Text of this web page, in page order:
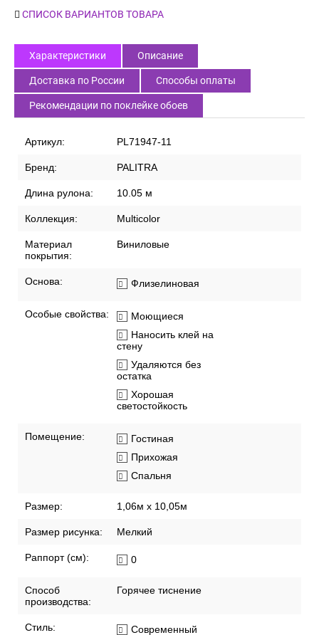
СПИСОК ВАРИАНТОВ ТОВАРА
Характеристики Описание
Доставка по России Способы оплаты
Рекомендации по поклейке обоев
Артикул: PL71947-11
Бренд: PALITRA
Длина рулона: 10.05 м
Коллекция: Multicolor
Материал
покрытия:
Виниловые
Основа: Флизелиновая
Особые свойства:
Моющиеся
Наносить клей на
стену
Удаляются без
остатка
Хорошая
светостойкость
Помещение:
Гостиная
Прихожая
Спальня
Размер: 1,06м х 10,05м
Размер рисунка: Мелкий
Раппорт (см): 0
Способ
производства:
Горячее тиснение
Стиль: Современный